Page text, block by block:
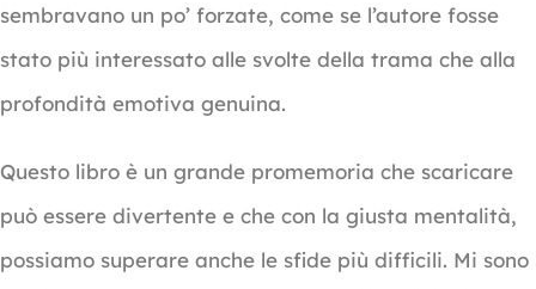
sembravano un po’ forzate, come se l’autore fosse
stato più interessato alle svolte della trama che alla
profondità emotiva genuina.
Questo libro è un grande promemoria che scaricare
può essere divertente e che con la giusta mentalità,
possiamo superare anche le sfide più difficili. Mi sono